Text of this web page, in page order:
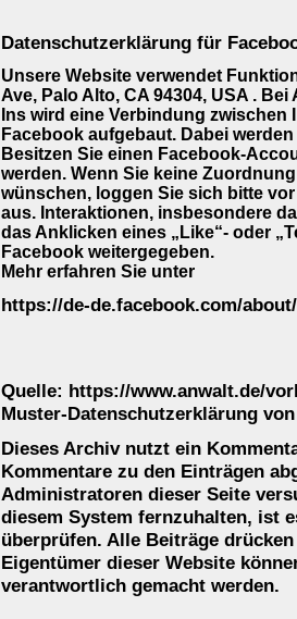
Datenschutzerklärung für
Unsere Website verwendet
Ave, Palo Alto, CA 94304, USA .
Ins wird eine Verbindung
Facebook aufgebaut. Dabei
Besitzen Sie einen Facebook-
werden. Wenn Sie keine
wünschen, loggen Sie sich bitte
aus. Interaktionen, insbesondere
das Anklicken eines „Like“- oder
Facebook weitergegeben.
Mehr erfahren Sie unter
https://de-de.facebook.com/
Quelle: https://www.anwalt.de/
Muster-Datenschutzerklärung
Dieses Archiv nutzt ein
Kommentare zu den Einträgen
Administratoren dieser Seite
diesem System fernzuhalten, ist
überprüfen. Alle Beiträge
Eigentümer dieser Website
verantwortlich gemacht werden.